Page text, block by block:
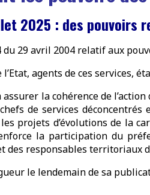
2025 : des pouvoirs
29 avril 2004 relatif aux
agents de ces services,
la cohérence de
de services
projets d’évolutions de la
la participation du
des responsables territoriaux
le lendemain de sa